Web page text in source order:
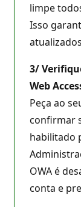
limpe
Isso
3/
Web
Peça ao
confirmar
habilitado
OWA é
conta e